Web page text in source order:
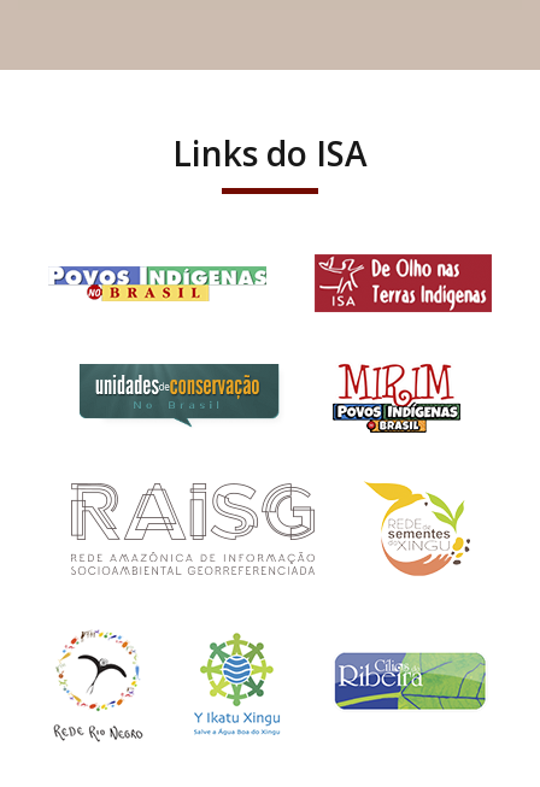
Links do ISA